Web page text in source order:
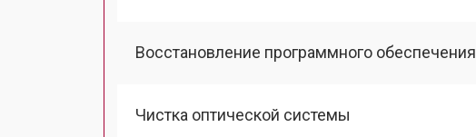
Восстановление программного обеспечения
Чистка оптической системы